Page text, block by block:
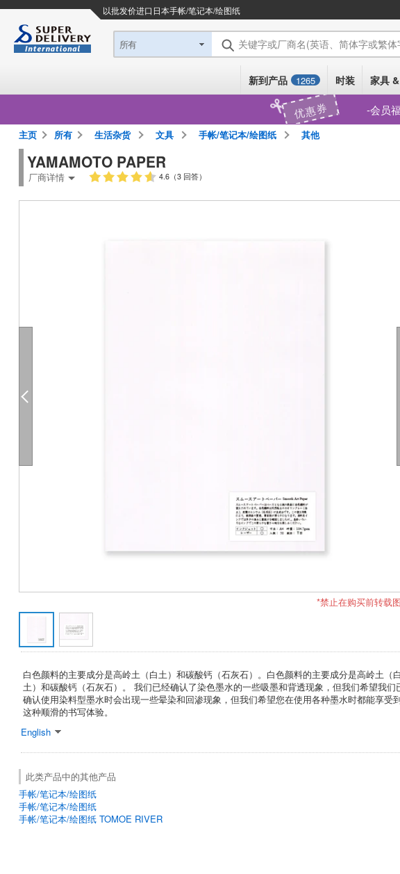
以批发价进口日本手帐/笔记本/绘图纸
所有 关键字或厂商名(英语、简体字或繁体
新到产品 1265 时装 家具
优惠券 会员
主页 所有 生活杂货 文具 手帐/笔记本/绘图纸 其他
YAMAMOTO PAPER
厂商详情 4.6（3 回答）
*禁止在购买前转载
白色颜料的主要成分是高岭土（白土）和碳酸钙（石灰石）。白色颜料的主要成分是高岭土（白
土）和碳酸钙（石灰石）。 我们已经确认了染色墨水的一些吸墨和背透现象，但我们希望我们
确认使用染料型墨水时会出现一些晕染和回渗现象，但我们希望您在使用各种墨水时都能享受
这种顺滑的书写体验。
English
此类产品中的其他产品
手帐/笔记本/绘图纸
手帐/笔记本/绘图纸
手帐/笔记本/绘图纸 TOMOE RIVER